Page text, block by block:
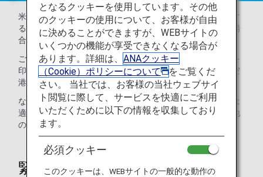
米国の法律に基づき、米国籍を有するお客様が米国を発着す
るANA運航便にご搭乗いただく際、お客様がご希望される場
合には、事故時の緊急連絡先をお預かりいたします。
ご希望されるお客様は、以下より緊急連絡先登録フォームを
印刷し、必要事項をご記入のうえ、ご搭乗便出発ゲートの空
港係員にお渡しください。
なお、お預かりした緊急連絡先はご搭乗便の目的地到着後は
適切に破棄し、ANAが緊急時の連絡に使用する以外、その他
の商業目的では一切使用いたしません。
緊急連絡先登録フォームのダウン
となるクッキーを使用しています。その他
のクッキーの使用について、お客様が自由
に決めることができますが、WEBサイトの
いくつかの機能が享受できなくなる場合が
あります。詳細は、 ANAクッキー
（Cookie）ポリシーについて
をご覧くだ
さい。 当社では、お客様の当社ウェブサイ
ト閲覧に際して、サービスを快適にご利用
いただくために以下の情報を収集しており
ます。
必須クッキー
このクッキーは、WEBサイトの一般的な動作の